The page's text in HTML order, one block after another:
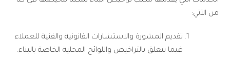
من الآتي:
تقديم المشورة والاستشارات القانونية والفنية للعملاء
فيما يتعلق بالتراخيص واللوائح المحلية الخاصة بالبناء.